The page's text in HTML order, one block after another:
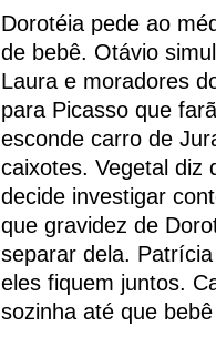
Dorotéia pede ao
de bebê. Otávio
Laura e moradores
para Picasso que
esconde carro de
caixotes. Vegetal diz
decide investigar
que gravidez de
separar dela.
eles fiquem juntos.
sozinha até que